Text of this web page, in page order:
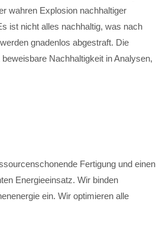
wahren Explosion nachhaltiger
ist nicht alles nachhaltig, was nach
gnadenlos abgestraft. Die
Nachhaltigkeit in Analysen,
Fertigung und einen
Energieeinsatz. Wir binden
ein. Wir optimieren alle